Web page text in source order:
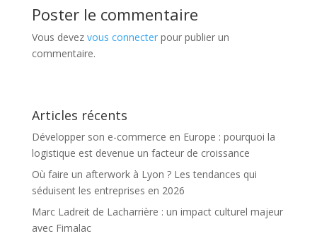
Poster le commentaire
Vous devez vous connecterpour publier un
commentaire.
Articles récents
Développer son e-commerce en Europe : pourquoi la
logistique est devenue un facteur de croissance
Où faire un afterwork à Lyon ? Les tendances qui
séduisent les entreprises en 2026
Marc Ladreit de Lacharrière : un impact culturel majeur
avec Fimalac